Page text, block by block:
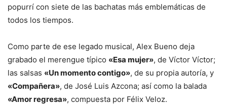
popurrí con siete de las bachatas más emblemáticas de
todos los tiempos.
Como parte de ese legado musical, Alex Bueno deja
grabado el merengue típico «Esa mujer», de Víctor Víctor;
las salsas «Un momento contigo», de su propia autoría, y
«Compañera», de José Luis Azcona; así como la balada
«Amor regresa», compuesta por Félix Veloz.